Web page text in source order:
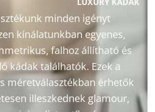
minden igényt
kínálatunkban egyenes,
falhoz állítható és
kádak találhatók. Ezek a
méretválasztékban érhetők
illeszkednek glamour,